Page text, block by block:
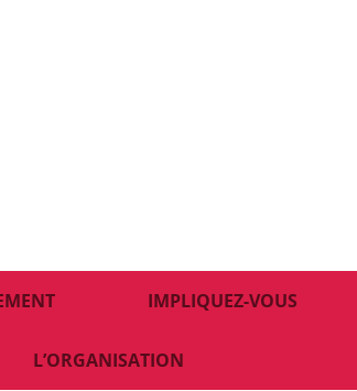
IMPLIQUEZ-VOUS
L’ORGANISATION